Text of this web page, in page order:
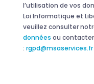
l’utilisation de vos
Loi Informatique et
veuillez consulter
données ou contacter
: rgpd@msaservices.fr